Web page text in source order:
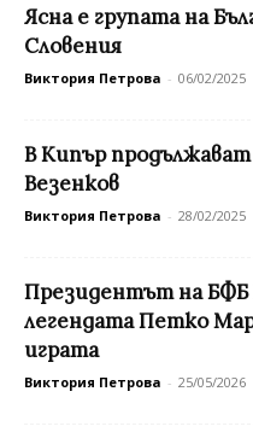
Ясна е групата на
Словения
Виктория Петрова - 06/02/2025
В Кипър
Везенков
Виктория Петрова - 28/02/2025
Президентът на БФБ
легендата Петко
играта
Виктория Петрова - 25/05/2026